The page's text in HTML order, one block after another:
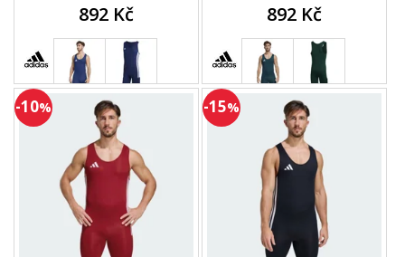
892 Kč 892 Kč
-10% -15%